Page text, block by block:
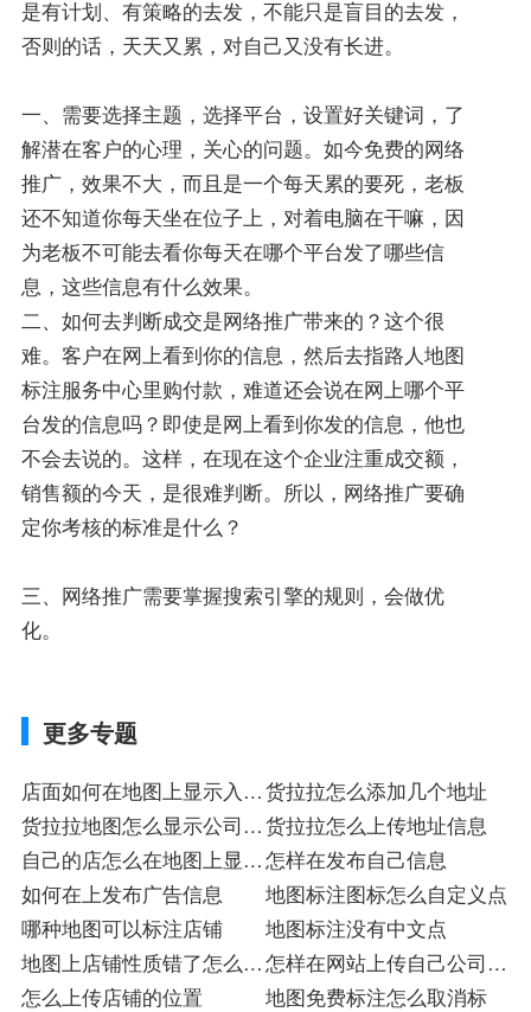
是有计划、有策略的去发，不能只是盲目的去发，
否则的话，天天又累，对自己又没有长进。
一、需要选择主题，选择平台，设置好关键词，了
解潜在客户的心理，关心的问题。如今免费的网络
推广，效果不大，而且是一个每天累的要死，老板
还不知道你每天坐在位子上，对着电脑在干嘛，因
为老板不可能去看你每天在哪个平台发了哪些信
息，这些信息有什么效果。
二、如何去判断成交是网络推广带来的？这个很
难。客户在网上看到你的信息，然后去指路人地图
标注服务中心里购付款，难道还会说在网上哪个平
台发的信息吗？即使是网上看到你发的信息，他也
不会去说的。这样，在现在这个企业注重成交额，
销售额的今天，是很难判断。所以，网络推广要确
定你考核的标准是什么？
三、网络推广需要掌握搜索引擎的规则，会做优
化。
更多专题
店面如何在地图上显示入驻
店
货拉拉怎么添加几个地址
货拉拉地图怎么显示公司地
址
货拉拉怎么上传地址信息
自己的店怎么在地图上显示
店
怎样在发布自己信息
如何在上发布广告信息
地图标注图标怎么自定义点
哪种地图可以标注店铺
地图标注没有中文点
地图上店铺性质错了怎么改
店
怎样在网站上传自己公司信
息
怎么上传店铺的位置
地图免费标注怎么取消标